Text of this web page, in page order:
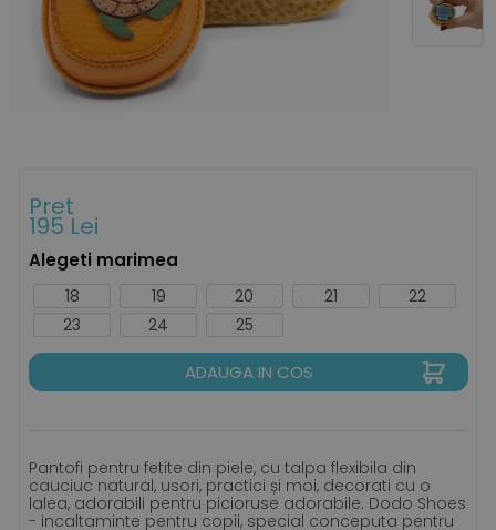
Pret
195 Lei
Alegeti marimea
18 19 20 21
22
23
24 25
ADAUGA IN COS
Pantofi pentru fetite din piele, cu talpa flexibila din
cauciuc natural, usori, practici și moi, decorati cu o
lalea, adorabili pentru picioruse adorabile. Dodo Shoes
- incaltaminte pentru copii, special conceputa pentru